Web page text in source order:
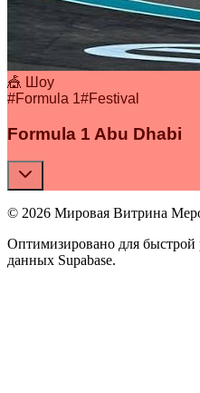
🎪 Шоу
#Formula 1#Festival
Formula 1 Abu Dhabi
© 2026 Мировая Витрина
Оптимизировано для
данных Supabase.